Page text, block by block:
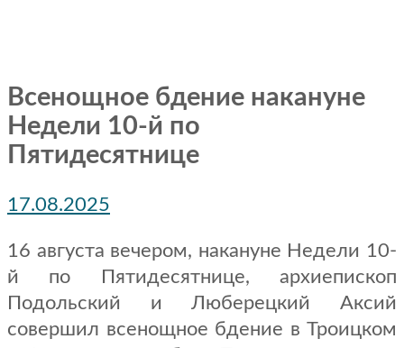
Всенощное бдение накануне
Недели 10-й по
Пятидесятнице
17.08.2025
16 августа вечером, накануне Недели 10-
й по Пятидесятнице, архиепископ
Подольский и Люберецкий Аксий
совершил всенощное бдение в Троицком